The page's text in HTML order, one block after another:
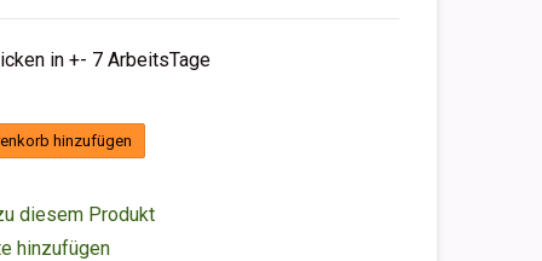
in +- 7 ArbeitsTage
hinzufügen
diesem Produkt
hinzufügen